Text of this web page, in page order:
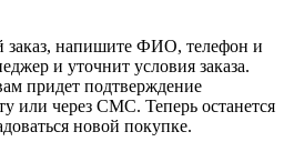
заказ, напишите ФИО, телефон и
и уточнит условия заказа.
придет подтверждение
или через СМС. Теперь останется
новой покупке.